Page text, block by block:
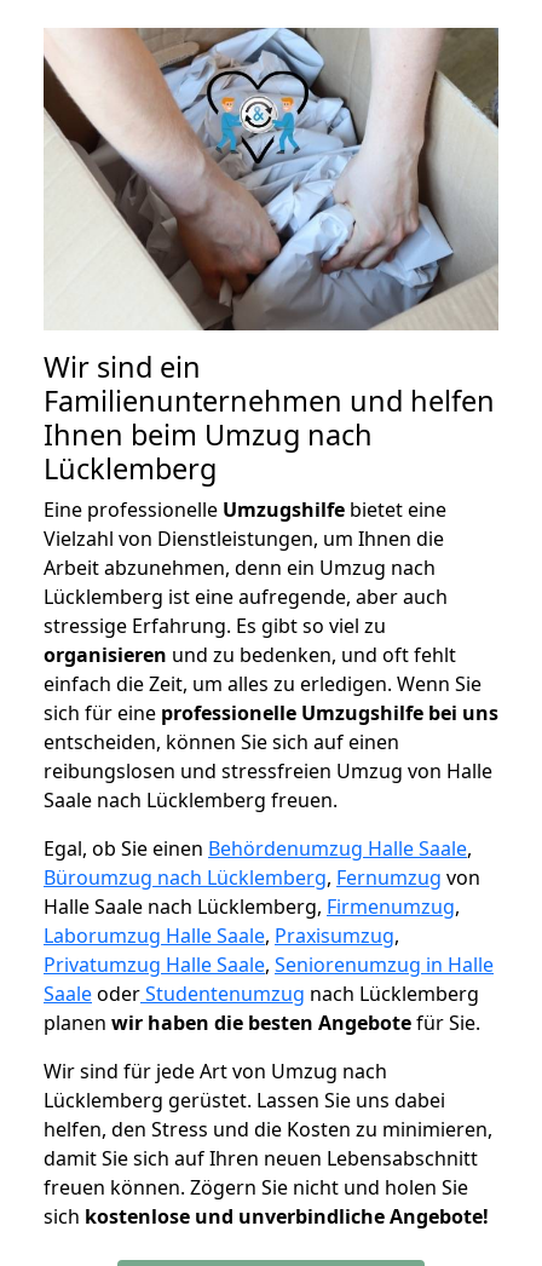
Wir sind ein
Familienunternehmen und helfen
Ihnen beim Umzug nach
Lücklemberg
Eine professionelle Umzugshilfe bietet eine
Vielzahl von Dienstleistungen, um Ihnen die
Arbeit abzunehmen, denn ein Umzug nach
Lücklemberg ist eine aufregende, aber auch
stressige Erfahrung. Es gibt so viel zu
organisieren und zu bedenken, und oft fehlt
einfach die Zeit, um alles zu erledigen. Wenn Sie
sich für eine professionelle Umzugshilfe bei uns
entscheiden, können Sie sich auf einen
reibungslosen und stressfreien Umzug von Halle
Saale nach Lücklemberg freuen.
Egal, ob Sie einen Behördenumzug Halle Saale,
Büroumzug nach Lücklemberg, Fernumzug von
Halle Saale nach Lücklemberg, Firmenumzug,
Laborumzug Halle Saale, Praxisumzug,
Privatumzug Halle Saale, Seniorenumzug in Halle
SaaleoderStudentenumzug nach Lücklemberg
planen wir haben die besten Angebotefür Sie.
Wir sind für jede Art von Umzug nach
Lücklemberg gerüstet. Lassen Sie uns dabei
helfen, den Stress und die Kosten zu minimieren,
damit Sie sich auf Ihren neuen Lebensabschnitt
freuen können. Zögern Sie nicht und holen Sie
sich kostenlose und unverbindliche Angebote!